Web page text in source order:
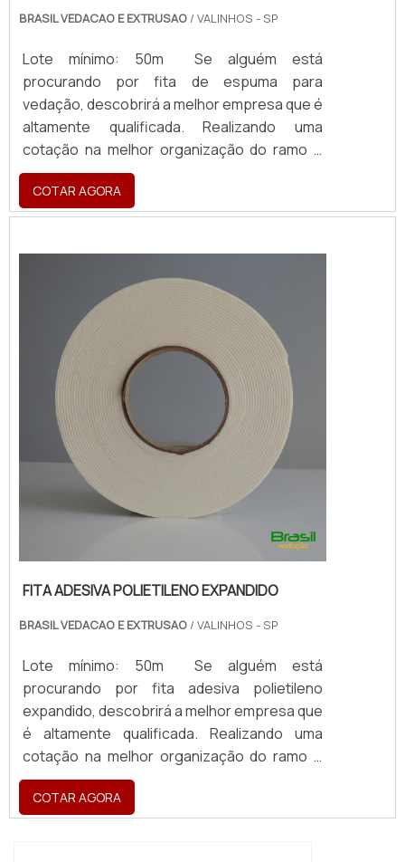
BRASIL VEDACAO E EXTRUSAO / VALINHOS - SP
Lote mínimo: 50m Se alguém está
procurando por fita de espuma para
vedação, descobrirá a melhor empresa que é
altamente qualificada. Realizando uma
cotação na melhor organização do ramo e
descobrindo a maior referência de qualidade
da área de atuação. MAIS SOBRE FITA DE
ESPUMA PARA VEDAÇÃO Quem precisa de
site da Brasil Vedação. É possível encontrar
borrachas fa...
COTAR AGORA
FITA ADESIVA POLIETILENO EXPANDIDO
BRASIL VEDACAO E EXTRUSAO / VALINHOS - SP
Lote mínimo: 50m Se alguém está
procurando por fita adesiva polietileno
expandido, descobrirá a melhor empresa que
é altamente qualificada. Realizando uma
cotação na melhor organização do ramo e
descobrindo a maior referência de qualidade
da área de atuação. Quando o tema é fita
adesiva polietileno expandido, com os
COTAR AGORA